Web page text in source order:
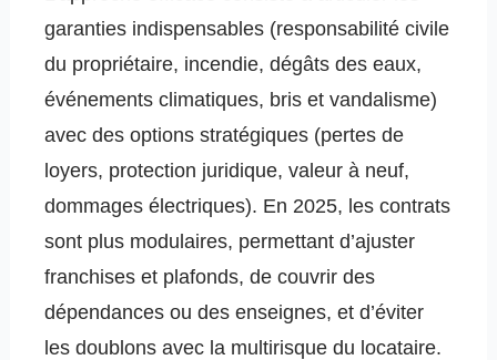
garanties indispensables (responsabilité civile
du propriétaire, incendie, dégâts des eaux,
événements climatiques, bris et vandalisme)
avec des options stratégiques (pertes de
loyers, protection juridique, valeur à neuf,
dommages électriques). En 2025, les contrats
sont plus modulaires, permettant d’ajuster
franchises et plafonds, de couvrir des
dépendances ou des enseignes, et d’éviter
les doublons avec la multirisque du locataire.